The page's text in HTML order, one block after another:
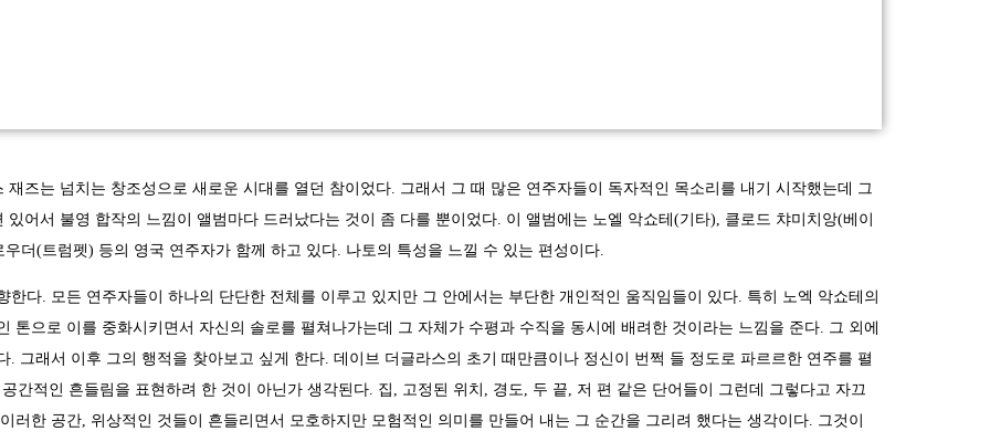
즈는 넘치는 창조성으로 새로운 시대를 열던 참이었다. 그래서 그 때 많은 연주자들이 독자적인 목소리를 내기 시작했는데 그
어서 불영 합작의 느낌이 앨범마다 드러났다는 것이 좀 다를 뿐이었다. 이 앨범에는 노엘 악쇼테(기타), 클로드 챠미치앙(베이
더(트럼펫) 등의 영국 연주자가 함께 하고 있다. 나토의 특성을 느낄 수 있는 편성이다.
다. 모든 연주자들이 하나의 단단한 전체를 이루고 있지만 그 안에서는 부단한 개인적인 움직임들이 있다. 특히 노엑 악쇼테의
톤으로 이를 중화시키면서 자신의 솔로를 펼쳐나가는데 그 자체가 수평과 수직을 동시에 배려한 것이라는 느낌을 준다. 그 외에
그래서 이후 그의 행적을 찾아보고 싶게 한다. 데이브 더글라스의 초기 때만큼이나 정신이 번쩍 들 정도로 파르르한 연주를 펼
간적인 흔들림을 표현하려 한 것이 아닌가 생각된다. 집, 고정된 위치, 경도, 두 끝, 저 편 같은 단어들이 그런데 그렇다고 자끄
러한 공간, 위상적인 것들이 흔들리면서 모호하지만 모험적인 의미를 만들어 내는 그 순간을 그리려 했다는 생각이다. 그것이